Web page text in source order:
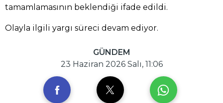
tamamlamasının beklendiği ifade edildi.
Olayla ilgili yargı süreci devam ediyor.
GÜNDEM
23 Haziran 2026 Salı, 11:06